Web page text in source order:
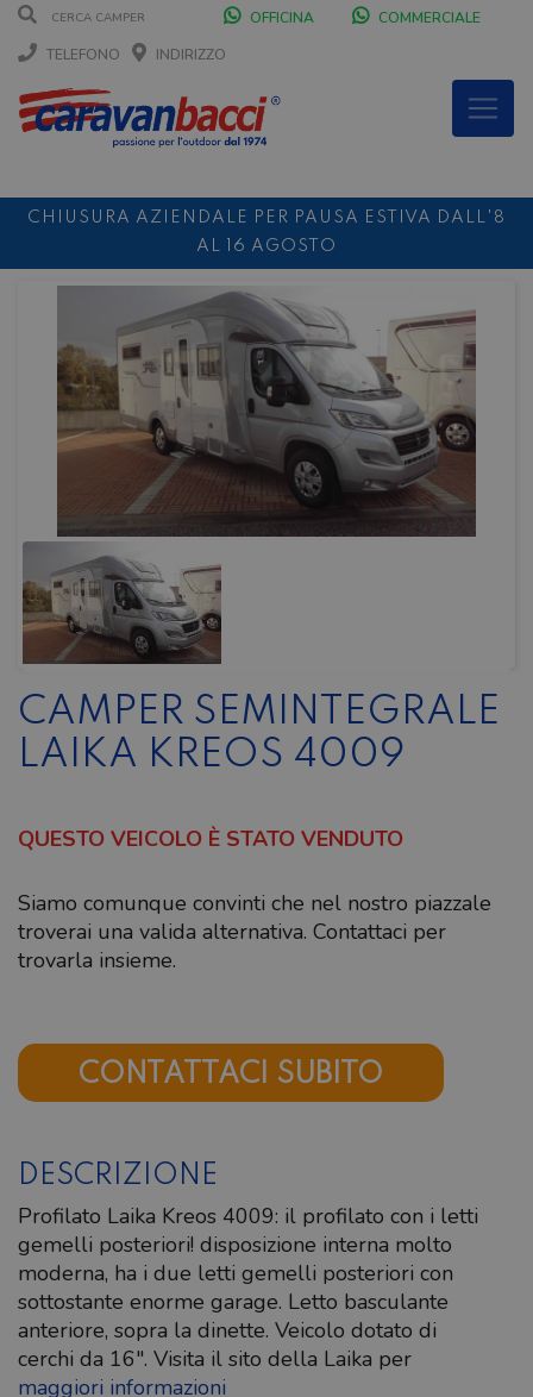
OFFICINA
COMMERCIALE
TELEFONO
INDIRIZZO
CHIUSURA AZIENDALE PER PAUSA ESTIVA DALL'8
AL 16 AGOSTO
DURANTE IL MESE DI AGOSTO SIAMO CHIUSI IL
SABATO POMERIGGIO
SCONTO 10% NOLEGGIO ENTRO IL 31.08
PER I
NOLEGGI DI SETTEMBRE
CAMPER SEMINTEGRALE
LAIKA KREOS 4009
QUESTO VEICOLO È STATO VENDUTO
Siamo comunque convinti che nel nostro piazzale
troverai una valida alternativa. Contattaci per
trovarla insieme.
CONTATTACI SUBITO
DESCRIZIONE
Profilato Laika Kreos 4009: il profilato con i letti
gemelli posteriori! disposizione interna molto
moderna, ha i due letti gemelli posteriori con
sottostante enorme garage. Letto basculante
anteriore, sopra la dinette. Veicolo dotato di
cerchi da 16″. Visita il sito della Laika per
maggiori informazioni